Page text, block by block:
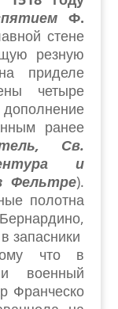
Ф.
стене
резную
приделе
четыре
дополнение
ранее
Св.
и
Фельтре).
полотна
запасники
что в
военный
Франческо